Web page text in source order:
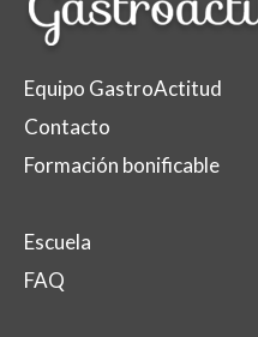
Equipo GastroActitud
Contacto
Formación bonificable
Escuela
FAQ